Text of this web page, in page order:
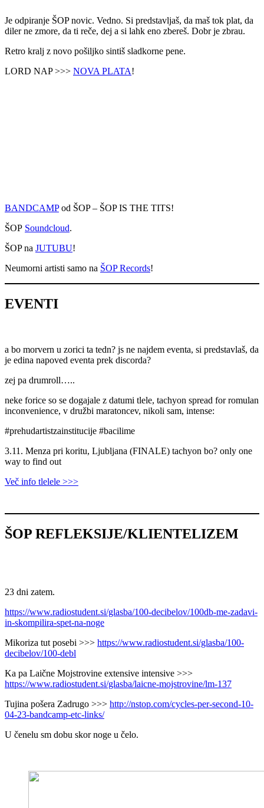
Je odpiranje ŠOP novic. Vedno. Si predstavljaš, da maš tok plat, da
diler ne zmore, da ti reče, dej a si lahk eno zbereš. Dobr je zbrau.
Retro kralj z novo pošiljko sintiš sladkorne pene.
LORD NAP >>> NOVA PLATA!
BANDCAMPod ŠOP – ŠOP IS THE TITS!
ŠOP Soundcloud.
ŠOP na JUTUBU!
Neumorni artisti samo na ŠOP Records!
EVENTI
a bo morvern u zorici ta tedn? js ne najdem eventa, si predstavlaš, da
je edina napoved eventa prek discorda?
zej pa drumroll…..
neke forice so se dogajale z datumi tlele, tachyon spread for romulan
inconvenience, v družbi maratoncev, nikoli sam, intense:
#prehudartistzainstitucije #bacilime
3.11. Menza pri koritu, Ljubljana (FINALE) tachyon bo? only one
way to find out
Več info tlelele >>>
ŠOP REFLEKSIJE/KLIENTELIZEM
23 dni zatem.
https://www.radiostudent.si/glasba/100-decibelov/100db-me-zadavi-
in-skompilira-spet-na-noge
Mikoriza tut posebi >>> https://www.radiostudent.si/glasba/100-
decibelov/100-debl
Ka pa Laične Mojstrovine extensive intensive >>>
https://www.radiostudent.si/glasba/laicne-mojstrovine/lm-137
Tujina pošera Zadrugo >>> http://nstop.com/cycles-per-second-10-
04-23-bandcamp-etc-links/
U čenelu sm dobu skor noge u čelo.